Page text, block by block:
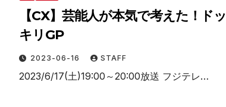
【CX】芸能人が本気で考えた！ドッ
キリGP
2023-06-16 STAFF
2023/6/17(土)19:00～20:00放送 フジテレ…